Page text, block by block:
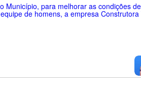
Município, para melhorar as condições
de homens, a empresa Construtora